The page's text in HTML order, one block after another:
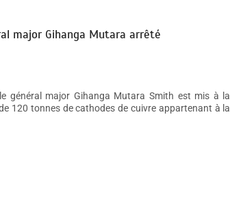
major Gihanga Mutara arrêté
général major Gihanga Mutara Smith est mis à la
120 tonnes de cathodes de cuivre appartenant à la